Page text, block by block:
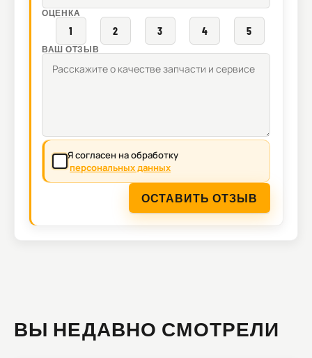
ОЦЕНКА
1 2 3 4 5
ВАШ ОТЗЫВ
Я согласен на обработку
персональных данных
ОСТАВИТЬ ОТЗЫВ
ВЫ НЕДАВНО СМОТРЕЛИ